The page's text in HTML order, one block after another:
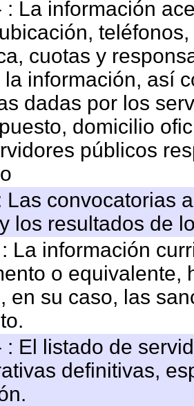
: La información
cuotas y
la información, así
dadas por los
domicilio
públicos
Las convocatorias
los resultados de
La información
o equivalente,
en su caso, las
: El listado de
definitivas,